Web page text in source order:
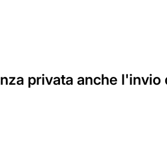
privata anche l'invio